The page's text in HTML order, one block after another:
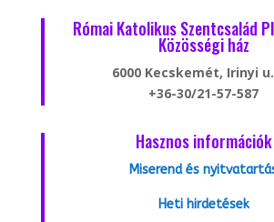
Római Katolikus Szentcsalád
Közösségi ház
6000 Kecskemét, Irinyi
+36-30/21-57-587
Hasznos információk
Miserend és
Heti hirdetések